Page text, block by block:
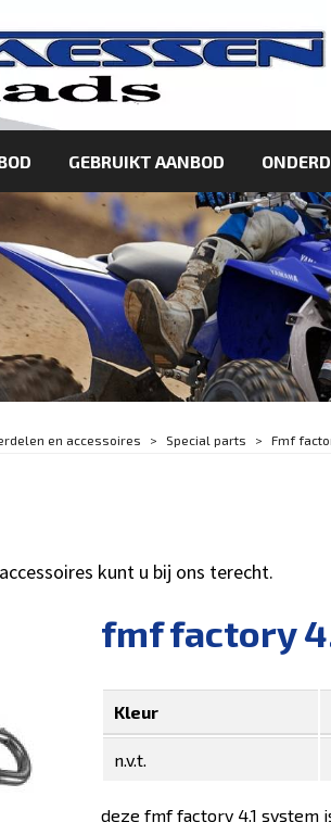
GEBRUIKT AANBOD
en accessoires Special parts Fmf
kunt u bij ons terecht.
fmf factory
Kleur
n.v.t.
deze fmf factory 4.1 system